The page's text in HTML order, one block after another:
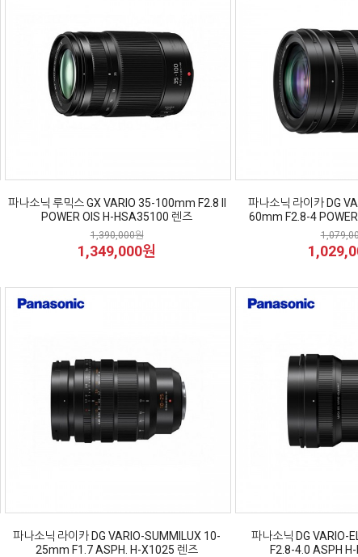
파나소닉 루믹스 GX VARIO 35-100mm F2.8 II
POWER OIS H-HSA35100 렌즈
1,390,000원
1,349,000원
파나소닉 라이카 DG
60mm F2.8-4
파나소닉 라이카 DG VARIO-SUMMILUX 10-
25mm F1.7 ASPH. H-X1025 렌즈
파나소닉 DG VARIO-
F2.8-4.0 ASPH